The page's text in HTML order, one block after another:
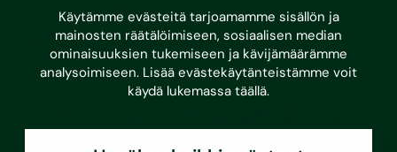
Käytämme evästeitä tarjoamamme sisällön ja
mainosten räätälöimiseen, sosiaalisen median
ominaisuuksien tukemiseen ja kävijämäärämme
analysoimiseen. Lisää evästekäytänteistämme voit
käydä lukemassa täällä.
korjaustoimenpiteistä,…
Lue lisää